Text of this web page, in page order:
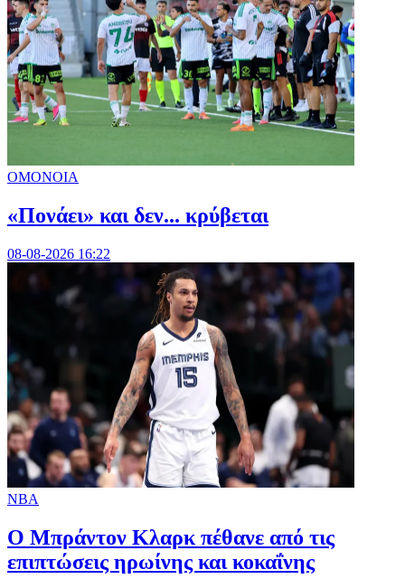
ΟΜΟΝΟΙΑ
«Πονάει» και δεν... κρύβεται
08-08-2026 16:22
NBA
Ο Μπράντον Κλαρκ πέθανε από τις
επιπτώσεις ηρωίνης και κοκαΐνης